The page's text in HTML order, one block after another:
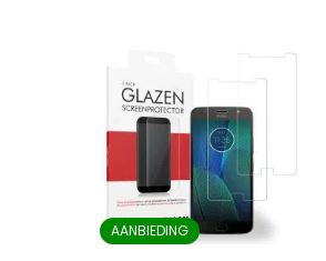
AANBIEDING